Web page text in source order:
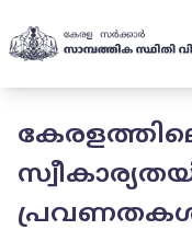
പ്രവണതകൾ